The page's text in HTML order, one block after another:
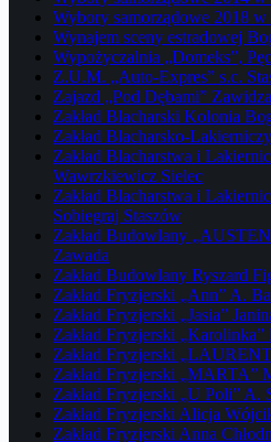
Wybory samorządowe 2018
Wynajem sceny estradowej
Wypożyczalnia „Domeks”,
Z.U.M. „Auto-Expres” s.c.
Zajazd „Pod Dębami”
Zakład Blacharski Kolonia
Zakład Blacharsko-
Zakład Blacharstwa i
Wawrzkiewicz Sielec
Zakład Blacharstwa i
Sobiegraj Staszów
Zakład Budowlany
Zawada
Zakład Budowlany Ryszard
Zakład Fryzjerski „Ann” A.
Zakład Fryzjerski „Jasia”
Zakład Fryzjerski „Karolinka”
Zakład Fryzjerski
Zakład Fryzjerski „MARTA”
Zakład Fryzjerski „U Poli” A.
Zakład Fryzjerski Alicja
Zakład Fryzjerski Anna